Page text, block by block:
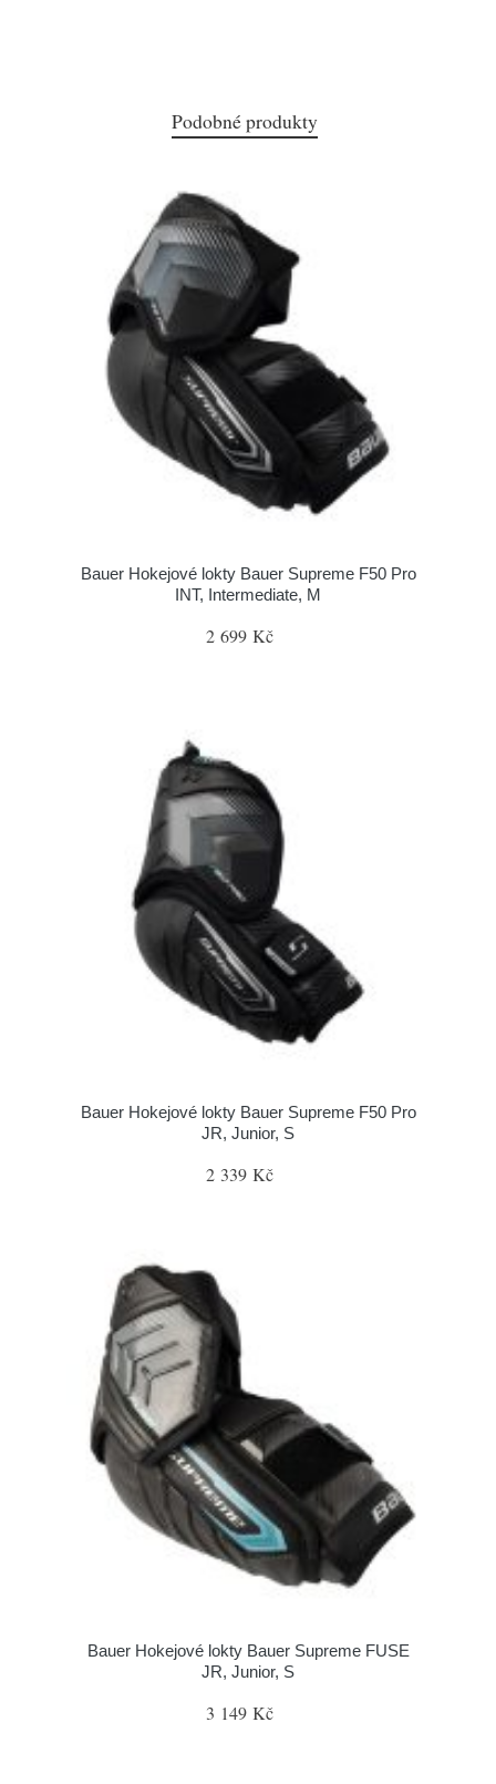
Podobné produkty
Bauer Hokejové lokty Bauer Supreme F50 Pro
INT, Intermediate, M
2 699 Kč
Bauer Hokejové lokty Bauer Supreme F50 Pro
JR, Junior, S
2 339 Kč
Bauer Hokejové lokty Bauer Supreme FUSE
JR, Junior, S
3 149 Kč